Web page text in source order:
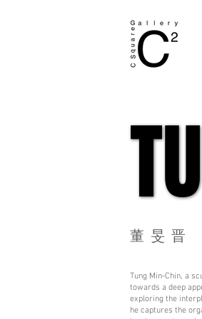
董旻晋
Tung Min-Chin, a
towards a deep
exploring the
he captures the